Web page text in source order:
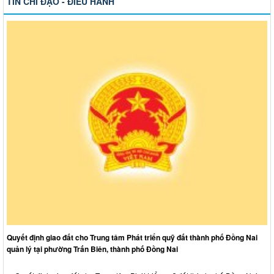
Quyết định giao đất cho Trung tâm Phát triển quỹ đất thành phố Đồng Nai
quản lý tại phường Trấn Biên, thành phố Đồng Nai